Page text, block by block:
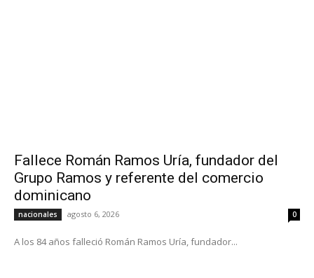
Fallece Román Ramos Uría, fundador del
Grupo Ramos y referente del comercio
dominicano
nacionales agosto 6, 2026 0
A los 84 años falleció Román Ramos Uría, fundador...